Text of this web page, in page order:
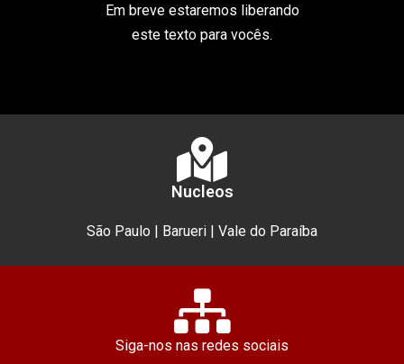
Em breve estaremos liberando
este texto para vocês.
Nucleos
São Paulo | Barueri | Vale do Paraíba
Siga-nos nas redes sociais